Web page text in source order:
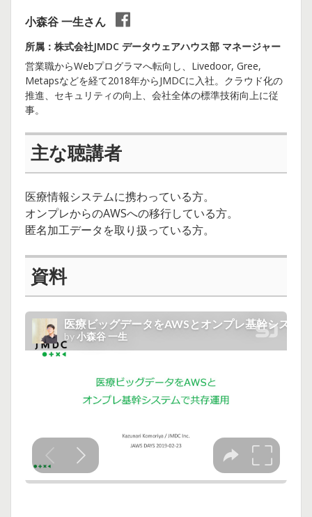
小森谷 一生さん
所属：株式会社JMDC データウェアハウス部 マネージャー
営業職からWebプログラマへ転向し、Livedoor, Gree,
Metapsなどを経て2018年からJMDCに入社。クラウド化の
推進、セキュリティの向上、会社全体の標準技術向上に従
事。
主な聴講者
医療情報システムに携わっている方。
オンプレからのAWSへの移行している方。
匿名加工データを取り扱っている方。
資料